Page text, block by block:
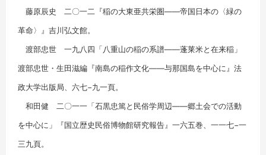
藤原辰史 二〇一二『稲の大東亜共栄圏――帝国日本の〈緑の
革命〉』吉川弘文館。
渡部忠世 一九八四「八重山の稲の系譜――蓬莱米と在来稲」
渡部忠世・生田滋編『南島の稲作文化――与那国島を中心に』法
政大学出版局、六七−九一頁。
和田健 二〇一一「石黒忠篤と民俗学周辺――郷土会での活動
を中心に」『国立歴史民俗博物館研究報告』一六五巻、一一七−一
三九頁。